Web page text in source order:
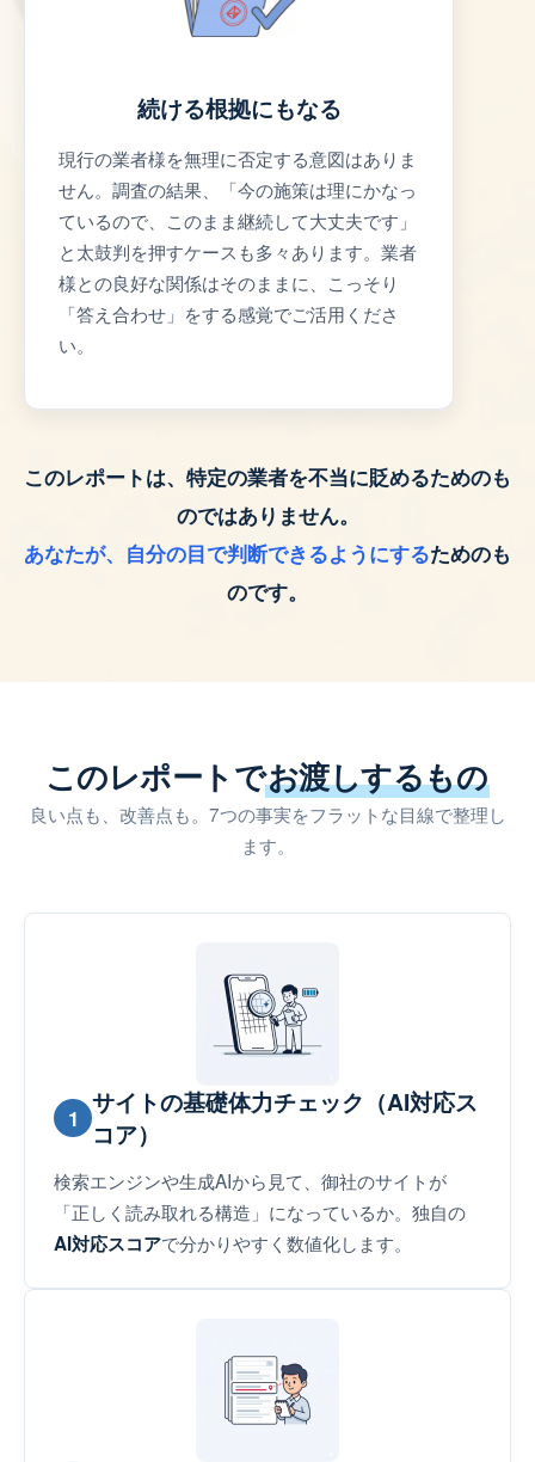
続ける根拠にもなる
現行の業者様を無理に否定する意図はありま
せん。調査の結果、「今の施策は理にかなっ
ているので、このまま継続して大丈夫です」
と太鼓判を押すケースも多々あります。業者
様との良好な関係はそのままに、こっそり
「答え合わせ」をする感覚でご活用くださ
い。
このレポートは、特定の業者を不当に貶めるためのも
のではありません。
あなたが、自分の目で判断できるようにするためのも
のです。
このレポートでお渡しするもの
良い点も、改善点も。7つの事実をフラットな目線で整理し
ます。
1 サイトの基礎体力チェック（AI対応ス
コア）
検索エンジンや生成AIから見て、御社のサイトが
「正しく読み取れる構造」になっているか。独自の
AI対応スコアで分かりやすく数値化します。